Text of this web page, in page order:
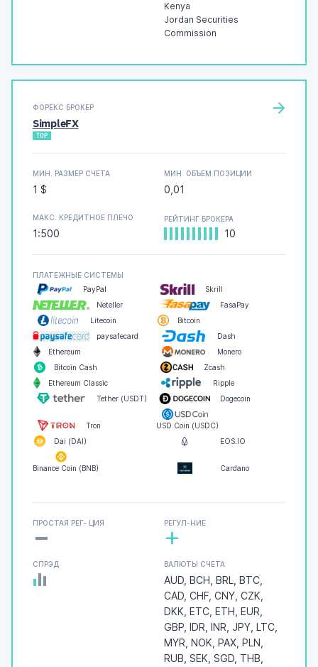
Kenya
Jordan Securities
Commission
ФОРЕКС БРОКЕР
SimpleFX
TOP
МИН. РАЗМЕР СЧЕТА
1 $
МИН. ОБЪЕМ ПОЗИЦИИ
0,01
МАКС. КРЕДИТНОЕ ПЛЕЧО
1:500
РЕЙТИНГ БРОКЕРА
10
ПЛАТЕЖНЫЕ СИСТЕМЫ
PayPal
Skrill
Neteller
FasaPay
Litecoin
Bitcoin
paysafecard
Dash
Ethereum
Monero
Bitcoin Cash
Zcash
Ethereum Classic
Ripple
Tether (USDT)
Dogecoin
Tron
USD Coin (USDC)
Dai (DAI)
EOS.IO
Binance Coin (BNB) Cardano
ПРОСТАЯ РЕГ- ЦИЯ
- РЕГУЛ-НИЕ
+
СПРЭД ВАЛЮТЫ СЧЕТА
AUD, BCH, BRL, BTC,
CAD, CHF, CNY, CZK,
DKK, ETC, ETH, EUR,
GBP, IDR, INR, JPY, LTC,
MYR, NOK, PAX, PLN,
RUB, SEK, SGD, THB,